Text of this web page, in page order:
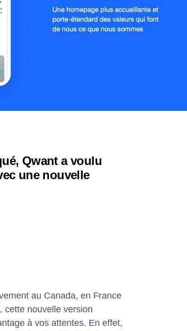
Qwant a voulu
une nouvelle
au Canada, en France
cette nouvelle version
à vos attentes. En effet,